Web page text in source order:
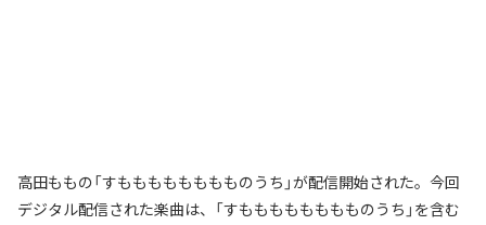
高田ももの「すもももももももものうち」が配信開始された。今回
デジタル配信された楽曲は、「すもももももももものうち」を含む